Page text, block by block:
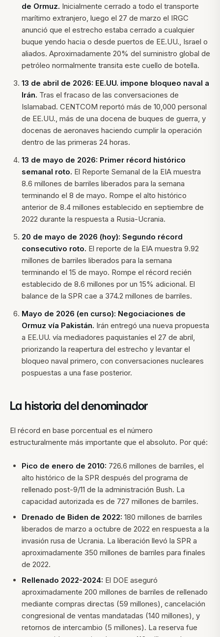
de Ormuz. Inicialmente cerrado a todo el transporte
marítimo extranjero, luego el 27 de marzo el IRGC
anunció que el estrecho estaba cerrado a cualquier
buque yendo hacia o desde puertos de EE.UU., Israel o
aliados. Aproximadamente 20% del suministro global de
petróleo normalmente transita este cuello de botella.
13 de abril de 2026: EE.UU. impone bloqueo naval a
Irán. Tras el fracaso de las conversaciones de
Islamabad. CENTCOM reportó más de 10,000 personal
de EE.UU., más de una docena de buques de guerra, y
docenas de aeronaves haciendo cumplir la operación
dentro de las primeras 24 horas.
13 de mayo de 2026: Primer récord histórico
semanal roto. El Reporte Semanal de la EIA muestra
8.6 millones de barriles liberados para la semana
terminando el 8 de mayo. Rompe el alto histórico
anterior de 8.4 millones establecido en septiembre de
2022 durante la respuesta a Rusia-Ucrania.
20 de mayo de 2026 (hoy): Segundo récord
consecutivo roto. El reporte de la EIA muestra 9.92
millones de barriles liberados para la semana
terminando el 15 de mayo. Rompe el récord recién
establecido de 8.6 millones por un 15% adicional. El
balance de la SPR cae a 374.2 millones de barriles.
Mayo de 2026 (en curso): Negociaciones de
Ormuz vía Pakistán. Irán entregó una nueva propuesta
a EE.UU. vía mediadores paquistaníes el 27 de abril,
priorizando la reapertura del estrecho y levantar el
bloqueo naval primero, con conversaciones nucleares
pospuestas a una fase posterior.
La historia del denominador
El récord en base porcentual es el número
estructuralmente más importante que el absoluto. Por qué:
Pico de enero de 2010: 726.6 millones de barriles, el
alto histórico de la SPR después del programa de
rellenado post-9/11 de la administración Bush. La
capacidad autorizada es de 727 millones de barriles.
Drenado de Biden de 2022: 180 millones de barriles
liberados de marzo a octubre de 2022 en respuesta a la
invasión rusa de Ucrania. La liberación llevó la SPR a
aproximadamente 350 millones de barriles para finales
de 2022.
Rellenado 2022-2024: El DOE aseguró
aproximadamente 200 millones de barriles de rellenado
mediante compras directas (59 millones), cancelación
congresional de ventas mandatadas (140 millones), y
retornos de intercambio (5 millones). La reserva fue